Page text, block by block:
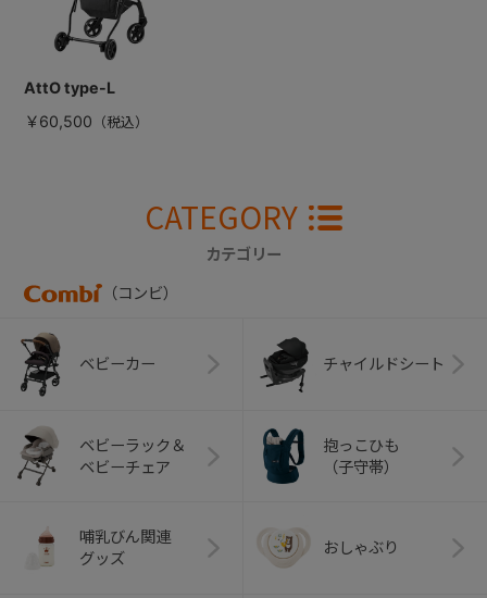
AttO type-L
￥60,500
CATEGORY
カテゴリー
（コンビ）
ベビーカー チャイルドシート
ベビーラック＆
ベビーチェア
抱っこひも
（子守帯）
哺乳びん関連
グッズ
おしゃぶり